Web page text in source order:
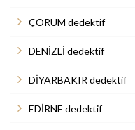
ÇORUM dedektif
DENİZLİ dedektif
DİYARBAKIR dedektif
EDİRNE dedektif